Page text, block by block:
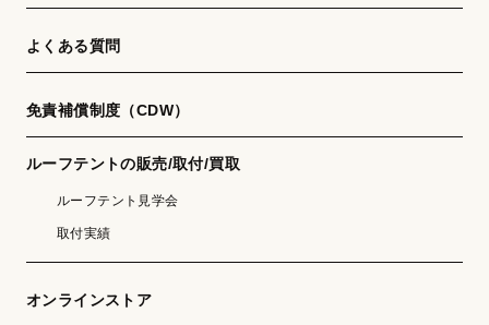
よくある質問
免責補償制度（CDW）
ルーフテントの販売/取付/買取
ルーフテント見学会
取付実績
オンラインストア